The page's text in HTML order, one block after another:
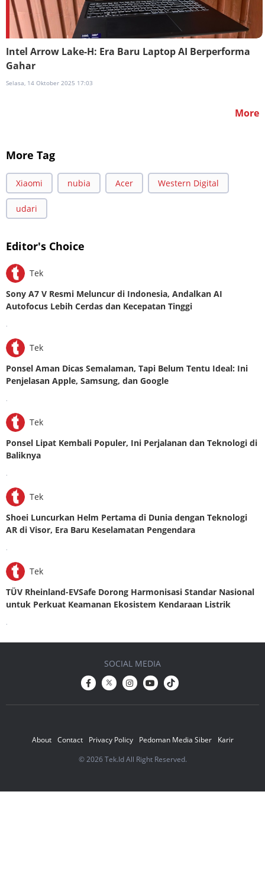
Intel Arrow Lake-H: Era Baru Laptop AI Berperforma
Gahar
Selasa, 14 Oktober 2025 17:03
More
More Tag
Xiaomi nubia Acer Western Digital
udari
Editor's Choice
Tek
Sony A7 V Resmi Meluncur di Indonesia, Andalkan AI
Autofocus Lebih Cerdas dan Kecepatan Tinggi
Tek
Ponsel Aman Dicas Semalaman, Tapi Belum Tentu Ideal: Ini
Penjelasan Apple, Samsung, dan Google
Tek
Ponsel Lipat Kembali Populer, Ini Perjalanan dan Teknologi di
Baliknya
Tek
Shoei Luncurkan Helm Pertama di Dunia dengan Teknologi
AR di Visor, Era Baru Keselamatan Pengendara
Tek
TÜV Rheinland-EVSafe Dorong Harmonisasi Standar Nasional
untuk Perkuat Keamanan Ekosistem Kendaraan Listrik
About Contact Privacy Policy Pedoman Media Siber
Karir
© 2026 Tek.Id All Right Reserved.
SOCIAL MEDIA